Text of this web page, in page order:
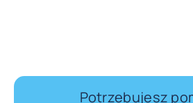
Potrzebujesz